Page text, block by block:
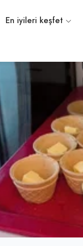
En iyileri keşfet